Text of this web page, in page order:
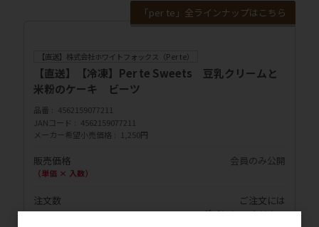
「per te」全ラインナップはこちら
【直送】株式会社ホワイトフォックス（Per te）
【直送】【冷凍】Per te Sweets 豆乳クリームと
米粉のケーキ ビーツ
品番
4562159077211
JANコード
4562159077211
メーカー希望小売価格
1,250円
販売価格
（単価 × 入数）
会員のみ公開
注文数
ご注文には
ログインしてください